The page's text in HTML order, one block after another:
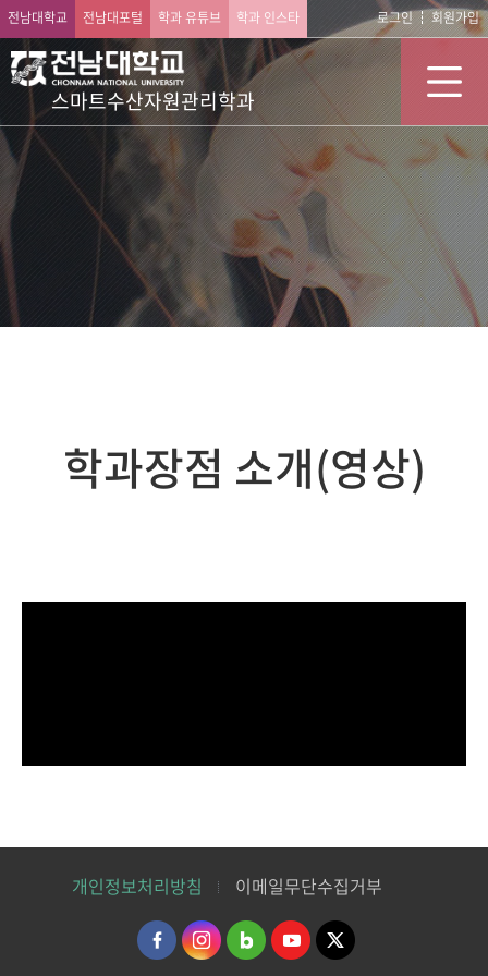
전남대학교 전남대포털 학과 유튜브 학과 인스타 로그인 회원가입
스마트수산자원관리학과
학과장점 소개(영상)
개인정보처리방침 이메일무단수집거부